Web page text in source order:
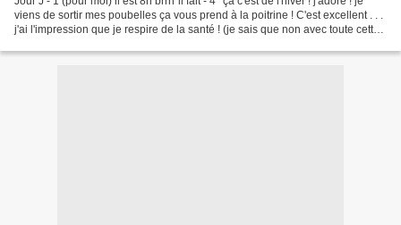
viens de sortir mes poubelles ça vous prend à la poitrine ! C'est excellent . . .
j'ai l'impression que je respire de la santé ! (je sais que non avec toute cette